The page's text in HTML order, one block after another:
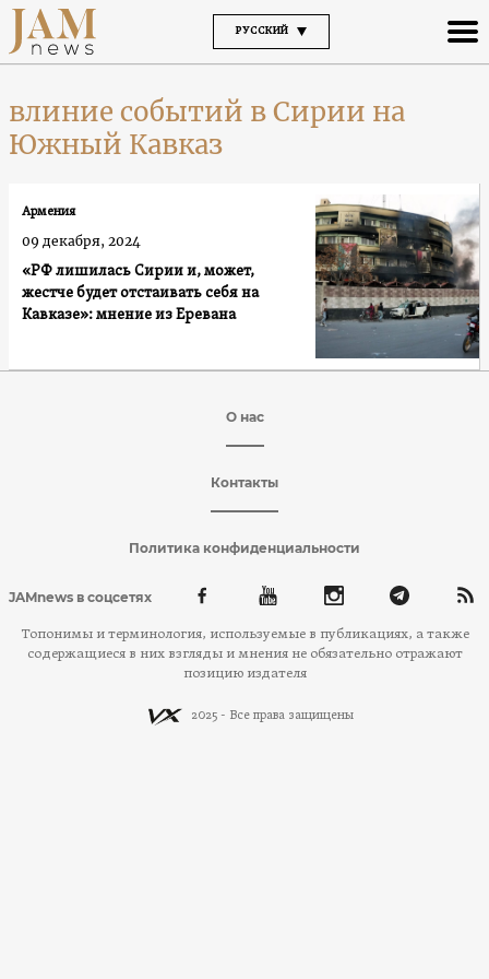
РУССКИЙ
влиние событий в Сирии на
Южный Кавказ
«РФ лишилась Сирии и, может,
жестче будет отстаивать себя на
Кавказе»: мнение из Еревана
Армения
09 декабря, 2024
О нас
Контакты
Политика конфиденциальности
JAMnews в соцсетях
Топонимы и терминология, используемые в публикациях, а также
содержащиеся в них взгляды и мнения не обязательно отражают
позицию издателя
2025 - Все права защищены